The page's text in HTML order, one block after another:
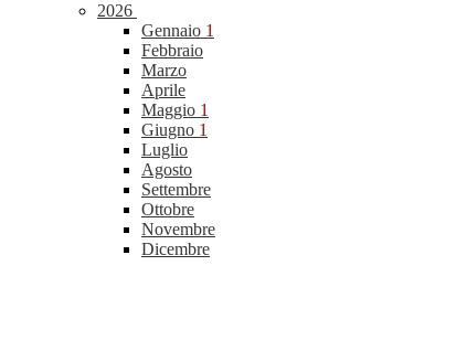
2026
Gennaio 1
Febbraio
Marzo
Aprile
Maggio 1
Giugno 1
Luglio
Agosto
Settembre
Ottobre
Novembre
Dicembre